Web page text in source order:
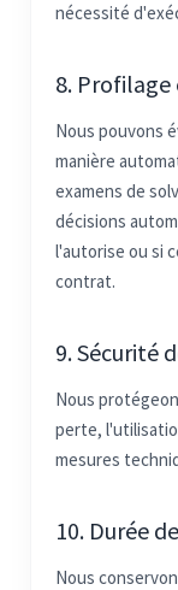
nécessité
8. Profilage
Nous pouvons
manière
examens de
décisions
l'autorise ou si
contrat.
9. Sécurité
Nous
perte,
mesures
10. Durée
Nous